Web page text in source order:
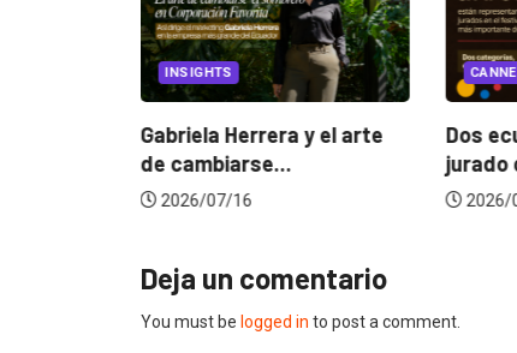
y el arte
CANNES LIONS 2026
Dos ecuatorianos en el
jurado de Cannes...
2026/06/23
Deja un comentario
You must be logged in to post a comment.